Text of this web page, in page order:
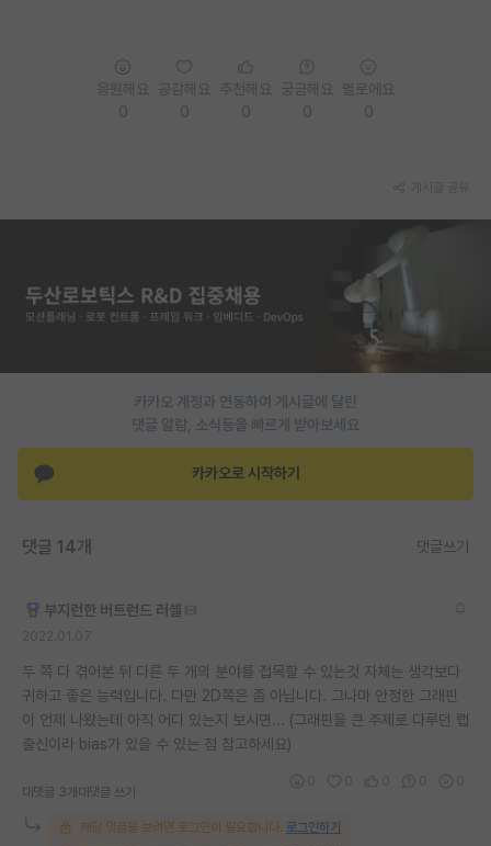
이벤트
반도체 아카데미
카카오 계정과 연동하여 게시글에 달린
댓글 알람, 소식등을 빠르게 받아보세요
카카오로 시작하기
댓글 14개 댓글쓰기
부지런한 버트런드 러셀
두 쪽 다 겪어본 뒤 다른 두 개의 분야를 접목할 수 있는것 자체는 생각보다
귀하고 좋은 능력입니다. 다만 2D쪽은 좀 아닙니다. 그나마 안정한 그래핀
이 언제 나왔는데 아직 어디 있는지 보시면... (그래핀을 큰 주제로 다루던 랩
출신이라 bias가 있을 수 있는 점 참고하세요)
대댓글 3개 대댓글 쓰기
해당 댓글을 보려면 로그인이 필요합니다. 로그인하기